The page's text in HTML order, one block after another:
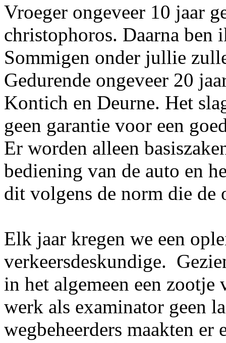
Vroeger ongeveer 10 jaar
christophoros. Daarna
Sommigen onder jullie
Gedurende ongeveer 20
Kontich en Deurne. Het
geen garantie voor een
Er worden alleen
bediening van de auto en
dit volgens de norm die de
Elk jaar kregen we een
verkeersdeskundige.
in het algemeen een zootje
werk als examinator geen
wegbeheerders maakten